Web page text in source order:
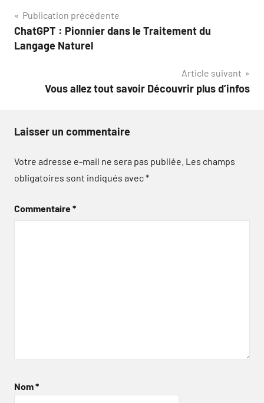
Navigation
de
Publication précédente
ChatGPT : Pionnier dans le Traitement du
Langage Naturel
Article suivant
Vous allez tout savoir Découvrir plus d’infos
Laisser un commentaire
Votre adresse e-mail ne sera pas publiée. Les champs
obligatoires sont indiqués avec*
Commentaire*
Nom*